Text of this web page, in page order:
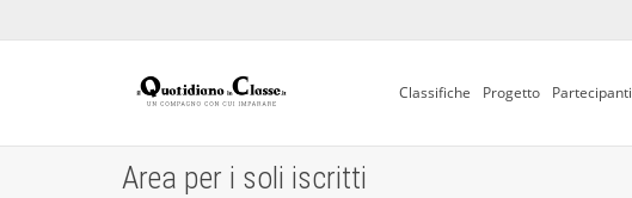
Classifiche Progetto Partecipanti
Area per i soli iscritti